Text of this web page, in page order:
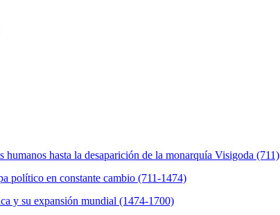
hasta la desaparición de la monarquía Visigoda (711)
político en constante cambio (711-1474)
y su expansión mundial (1474-1700)